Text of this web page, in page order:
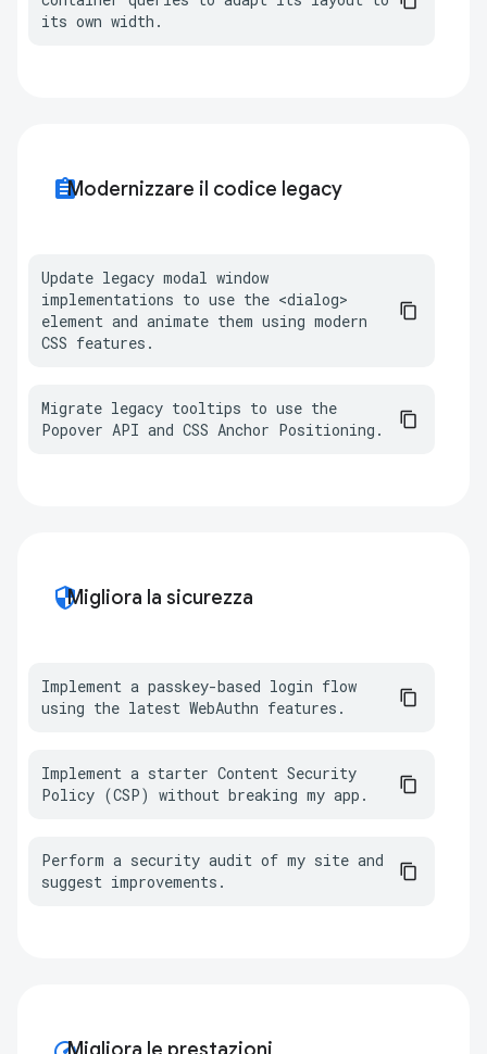
its own width.
assignmentModernizzare il codice legacy
Update legacy modal window
implementations to use the <dialog>
element and animate them using modern
CSS features.
Migrate legacy tooltips to use the
Popover API and CSS Anchor Positioning.
securityMigliora la sicurezza
Implement a passkey-based login flow
using the latest WebAuthn features.
Implement a starter Content Security
Policy (CSP) without breaking my app.
Perform a security audit of my site and
suggest improvements.